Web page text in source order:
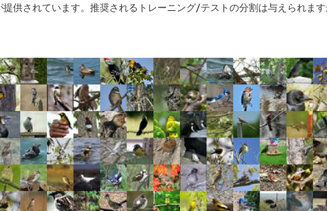
供されています。推奨されるトレーニング/テストの分割は与えられま